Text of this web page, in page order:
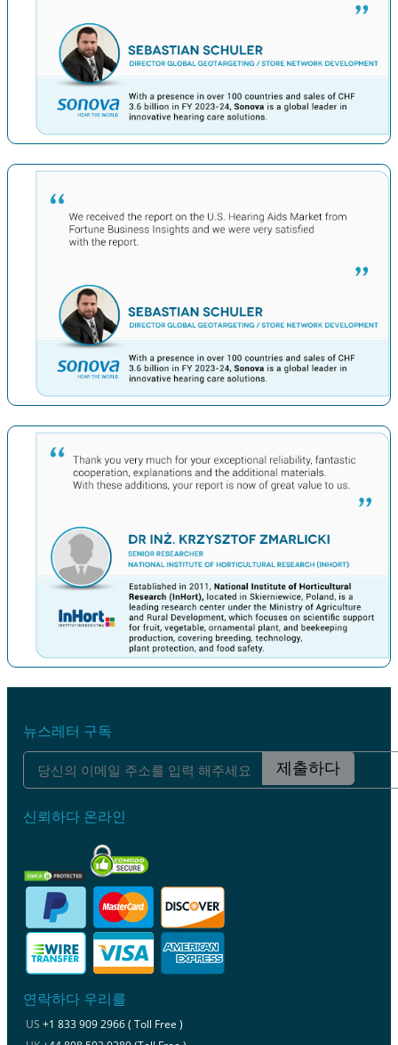
뉴스레터 구독
제출하다
신뢰하다 온라인
연락하다 우리를
US +1 833 909 2966 ( Toll Free )